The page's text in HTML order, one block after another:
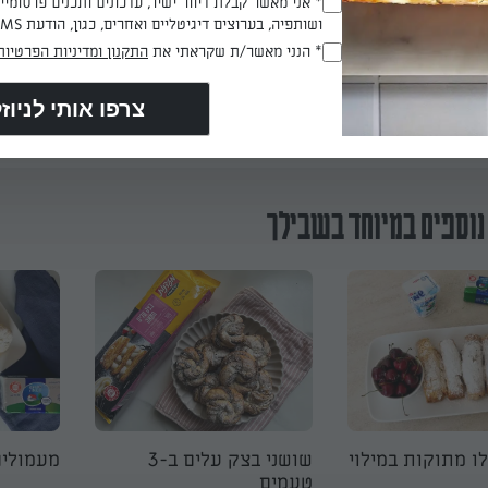
אבקת סוכר ומזליפים ריבה מעל.
הכנת? כאן מדרגים
במיוחד בשבילך
מתוקות במילוי
שושני בצק עלים ב-3
טעמים
(חובה)
ושותפיה, בערוצים דיגיטליים ואחרים, כגון, הודעת SMS וואטסאפ, מייל
(חובה)
* הנני מאשר/ת שקראתי את התקנון ומדיניות